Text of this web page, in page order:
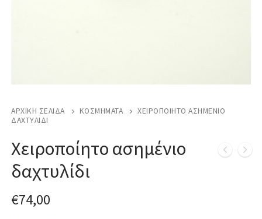
ΑΡΧΙΚΉ ΣΕΛΊΔΑ ΚΟΣΜΉΜΑΤΑ
ΧΕΙΡΟΠΟΊΗΤΟ ΑΣΗΜΈΝΙΟ
ΔΑΧΤΥΛΊΔΙ
Χειροποίητο ασημένιο
δαχτυλίδι
€74,00